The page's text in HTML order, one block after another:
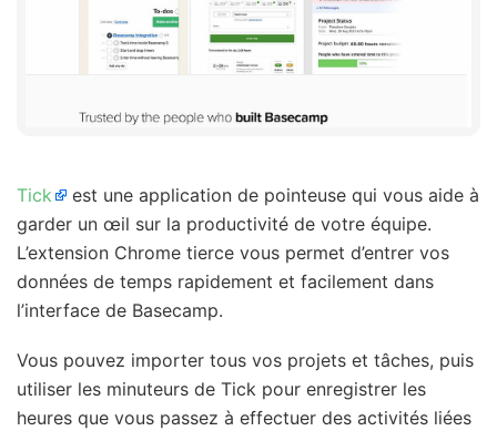
Tick
est une application de pointeuse qui vous aide à
garder un œil sur la productivité de votre équipe.
L’extension Chrome tierce vous permet d’entrer vos
données de temps rapidement et facilement dans
l’interface de Basecamp.
Vous pouvez importer tous vos projets et tâches, puis
utiliser les minuteurs de Tick pour enregistrer les
heures que vous passez à effectuer des activités liées